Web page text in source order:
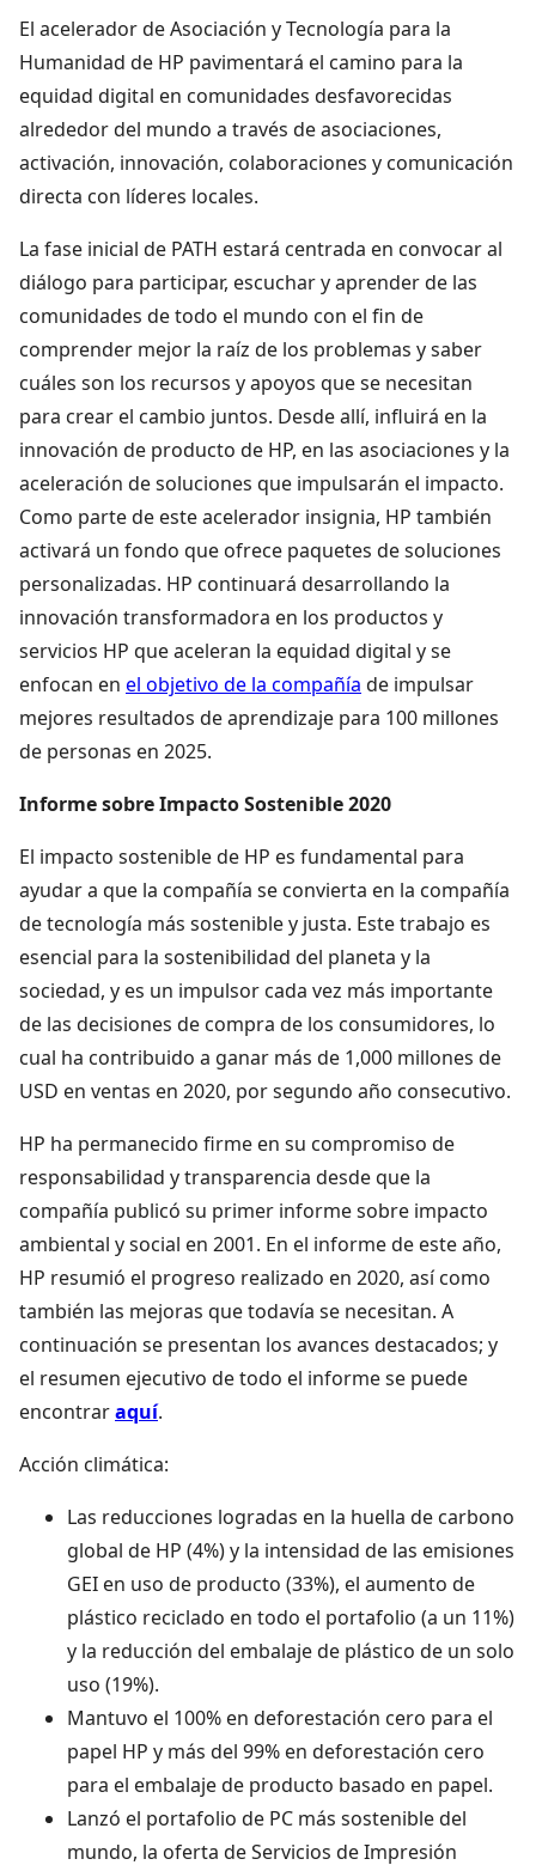
El acelerador de Asociación y Tecnología para la
Humanidad de HP pavimentará el camino para la
equidad digital en comunidades desfavorecidas
alrededor del mundo a través de asociaciones,
activación, innovación, colaboraciones y comunicación
directa con líderes locales.
La fase inicial de PATH estará centrada en convocar al
diálogo para participar, escuchar y aprender de las
comunidades de todo el mundo con el fin de
comprender mejor la raíz de los problemas y saber
cuáles son los recursos y apoyos que se necesitan
para crear el cambio juntos. Desde allí, influirá en la
innovación de producto de HP, en las asociaciones y la
aceleración de soluciones que impulsarán el impacto.
Como parte de este acelerador insignia, HP también
activará un fondo que ofrece paquetes de soluciones
personalizadas. HP continuará desarrollando la
innovación transformadora en los productos y
servicios HP que aceleran la equidad digital y se
enfocan en el objetivo de la compañía de impulsar
mejores resultados de aprendizaje para 100 millones
de personas en 2025.
Informe sobre Impacto Sostenible 2020
El impacto sostenible de HP es fundamental para
ayudar a que la compañía se convierta en la compañía
de tecnología más sostenible y justa. Este trabajo es
esencial para la sostenibilidad del planeta y la
sociedad, y es un impulsor cada vez más importante
de las decisiones de compra de los consumidores, lo
cual ha contribuido a ganar más de 1,000 millones de
USD en ventas en 2020, por segundo año consecutivo.
HP ha permanecido firme en su compromiso de
responsabilidad y transparencia desde que la
compañía publicó su primer informe sobre impacto
ambiental y social en 2001. En el informe de este año,
HP resumió el progreso realizado en 2020, así como
también las mejoras que todavía se necesitan. A
continuación se presentan los avances destacados; y
el resumen ejecutivo de todo el informe se puede
encontraraquí.
Acción climática:
Las reducciones logradas en la huella de carbono
global de HP (4%) y la intensidad de las emisiones
GEI en uso de producto (33%), el aumento de
plástico reciclado en todo el portafolio (a un 11%)
y la reducción del embalaje de plástico de un solo
uso (19%).
Mantuvo el 100% en deforestación cero para el
papel HP y más del 99% en deforestación cero
para el embalaje de producto basado en papel.
Lanzó el portafolio de PC más sostenible del
mundo, la oferta de Servicios de Impresión